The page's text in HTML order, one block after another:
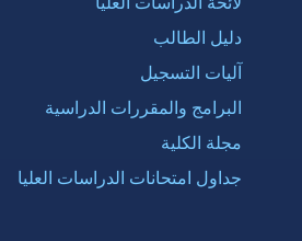
دليل الطالب
آليات التسجيل
البرامج والمقررات الدراسية
مجلة الكلية
جداول امتحانات الدراسات العليا